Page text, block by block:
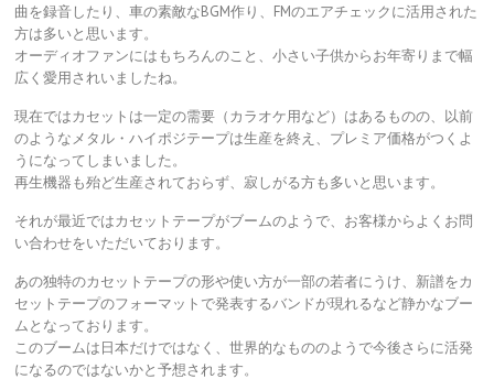
曲を録音したり、車の素敵なBGM作り、FMのエアチェックに活用された
方は多いと思います。
オーディオファンにはもちろんのこと、小さい子供からお年寄りまで幅
広く愛用されいましたね。
現在ではカセットは一定の需要（カラオケ用など）はあるものの、以前
のようなメタル・ハイポジテープは生産を終え、プレミア価格がつくよ
うになってしまいました。
再生機器も殆ど生産されておらず、寂しがる方も多いと思います。
それが最近ではカセットテープがブームのようで、お客様からよくお問
い合わせをいただいております。
あの独特のカセットテープの形や使い方が一部の若者にうけ、新譜をカ
セットテープのフォーマットで発表するバンドが現れるなど静かなブー
ムとなっております。
このブームは日本だけではなく、世界的なもののようで今後さらに活発
になるのではないかと予想されます。